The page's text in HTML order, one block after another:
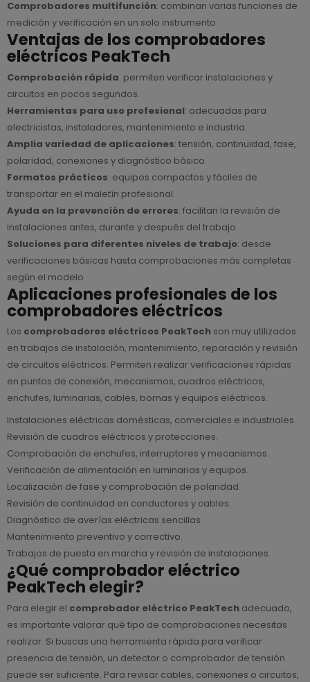
Comprobadores multifunción: combinan varias funciones de
medición y verificación en un solo instrumento.
Ventajas de los comprobadores
eléctricos PeakTech
Comprobación rápida: permiten verificar instalaciones y
circuitos en pocos segundos.
Herramientas para uso profesional: adecuadas para
electricistas, instaladores, mantenimiento e industria.
Amplia variedad de aplicaciones: tensión, continuidad, fase,
polaridad, conexiones y diagnóstico básico.
Formatos prácticos: equipos compactos y fáciles de
transportar en el maletín profesional.
Ayuda en la prevención de errores: facilitan la revisión de
instalaciones antes, durante y después del trabajo.
Soluciones para diferentes niveles de trabajo: desde
verificaciones básicas hasta comprobaciones más completas
según el modelo.
Aplicaciones profesionales de los
comprobadores eléctricos
Los comprobadores eléctricos PeakTech son muy utilizados
en trabajos de instalación, mantenimiento, reparación y revisión
de circuitos eléctricos. Permiten realizar verificaciones rápidas
en puntos de conexión, mecanismos, cuadros eléctricos,
enchufes, luminarias, cables, bornas y equipos eléctricos.
Instalaciones eléctricas domésticas, comerciales e industriales.
Revisión de cuadros eléctricos y protecciones.
Comprobación de enchufes, interruptores y mecanismos.
Verificación de alimentación en luminarias y equipos.
Localización de fase y comprobación de polaridad.
Revisión de continuidad en conductores y cables.
Diagnóstico de averías eléctricas sencillas.
Mantenimiento preventivo y correctivo.
Trabajos de puesta en marcha y revisión de instalaciones.
¿Qué comprobador eléctrico
PeakTech elegir?
Para elegir el comprobador eléctrico PeakTech adecuado,
es importante valorar qué tipo de comprobaciones necesitas
realizar. Si buscas una herramienta rápida para verificar
presencia de tensión, un detector o comprobador de tensión
puede ser suficiente. Para revisar cables, conexiones o circuitos,